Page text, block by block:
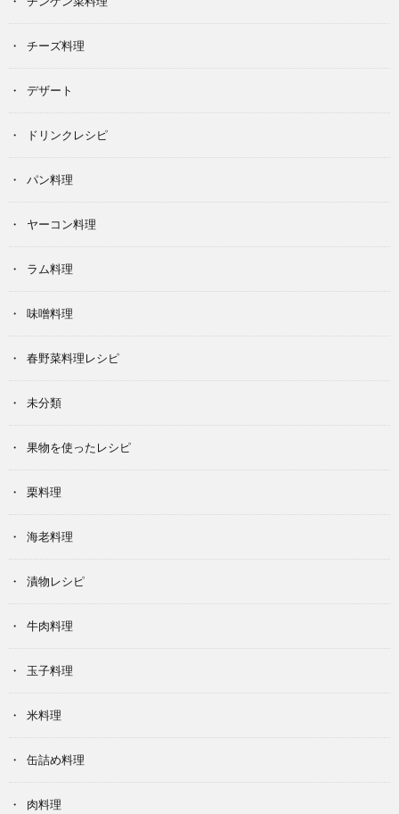
チーズ料理
デザート
ドリンクレシピ
パン料理
ヤーコン料理
ラム料理
味噌料理
春野菜料理レシピ
未分類
果物を使ったレシピ
栗料理
海老料理
漬物レシピ
牛肉料理
玉子料理
米料理
缶詰め料理
肉料理